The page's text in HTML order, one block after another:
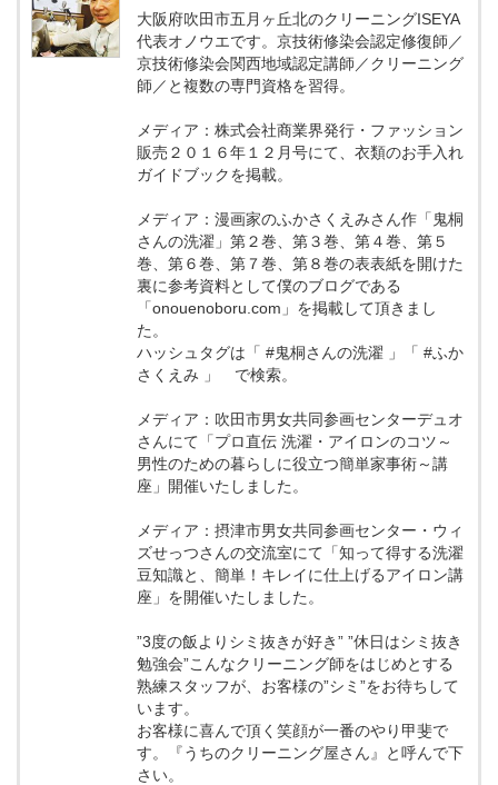
大阪府吹田市五月ヶ丘北のクリーニングISEYA
代表オノウエです。京技術修染会認定修復師／
京技術修染会関西地域認定講師／クリーニング
師／と複数の専門資格を習得。
メディア：株式会社商業界発行・ファッション
販売２０１６年１２月号にて、衣類のお手入れ
ガイドブックを掲載。
メディア：漫画家のふかさくえみさん作「鬼桐
さんの洗濯」第２巻、第３巻、第４巻、第５
巻、第６巻、第７巻、第８巻の表表紙を開けた
裏に参考資料として僕のブログである
「onouenoboru.com」を掲載して頂きまし
た。
ハッシュタグは「 #鬼桐さんの洗濯 」「 #ふか
さくえみ 」 で検索。
メディア：吹田市男女共同参画センターデュオ
さんにて「プロ直伝 洗濯・アイロンのコツ～
男性のための暮らしに役立つ簡単家事術～講
座」開催いたしました。
メディア：摂津市男女共同参画センター・ウィ
ズせっつさんの交流室にて「知って得する洗濯
豆知識と、簡単！キレイに仕上げるアイロン講
座」を開催いたしました。
”3度の飯よりシミ抜きが好き” ”休日はシミ抜き
勉強会”こんなクリーニング師をはじめとする
熟練スタッフが、お客様の”シミ”をお待ちして
います。
お客様に喜んで頂く笑顔が一番のやり甲斐で
す。『うちのクリーニング屋さん』と呼んで下
さい。